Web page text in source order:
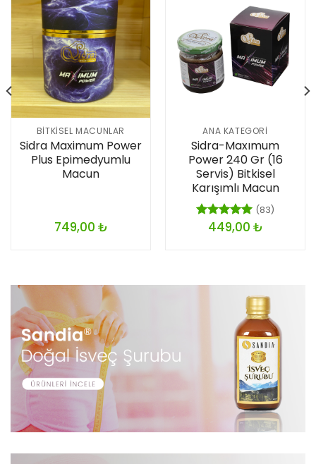
BITKISEL MACUNLAR
Sidra Maximum Power
Plus Epimedyumlu
Macun
749,00 ₺
ANA KATEGORI
Sidra-Maxımum
Power 240 Gr (16
Servis) Bitkisel
Karışımlı Macun
5 üzerinden
(83)
449,00 ₺